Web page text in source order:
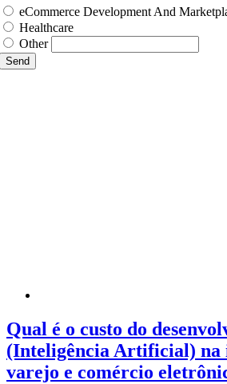
eCommerce Development And
Healthcare
Other
Send
Qual é o custo do
(Inteligência Artificial) na
varejo e comércio